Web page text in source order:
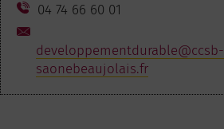
04 74 66 60 01
developpementdurable@ccsb-
saonebeaujolais.fr